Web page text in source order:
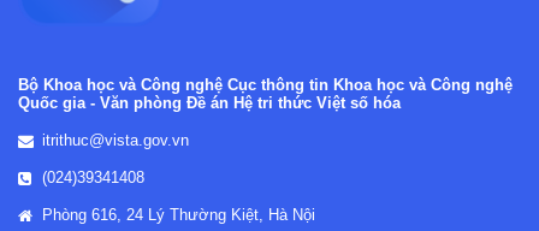
Bộ Khoa học và Công nghệ Cục thông tin Khoa học và Công nghệ
Quốc gia - Văn phòng Đề án Hệ tri thức Việt số hóa
itrithuc@vista.gov.vn
(024)39341408
Phòng 616, 24 Lý Thường Kiệt, Hà Nội